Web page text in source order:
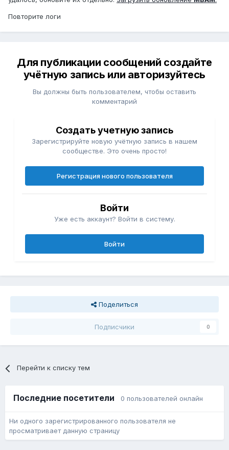
Повторите логи
Для публикации сообщений создайте
учётную запись или авторизуйтесь
Вы должны быть пользователем, чтобы оставить
комментарий
Создать учетную запись
Зарегистрируйте новую учётную запись в нашем
сообществе. Это очень просто!
Регистрация нового пользователя
Войти
Уже есть аккаунт? Войти в систему.
Войти
Поделиться
Подписчики 0
Перейти к списку тем
Последние посетители 0 пользователей онлайн
Ни одного зарегистрированного пользователя не
просматривает данную страницу